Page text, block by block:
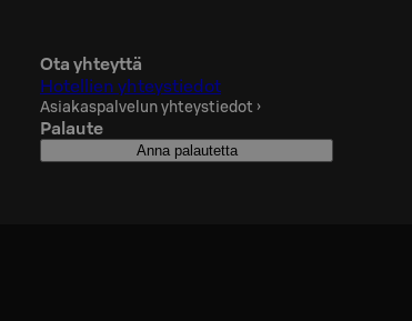
Ota yhteyttä
Hotellien yhteystiedot
Asiakaspalvelun yhteystiedot ›
Palaute
Anna palautetta